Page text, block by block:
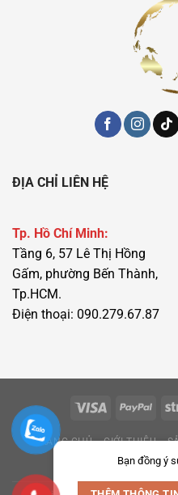
ĐỊA CHỈ LIÊN HỆ
Tp. Hồ Chí Minh:
Tầng 6, 57 Lê Thị Hồng
Gấm, phường Bến Thành,
Tp.HCM.
Điện thoại: 090.279.67.87
TRANG CHỦ GIỚI THIỆU
Bạn đồng ý